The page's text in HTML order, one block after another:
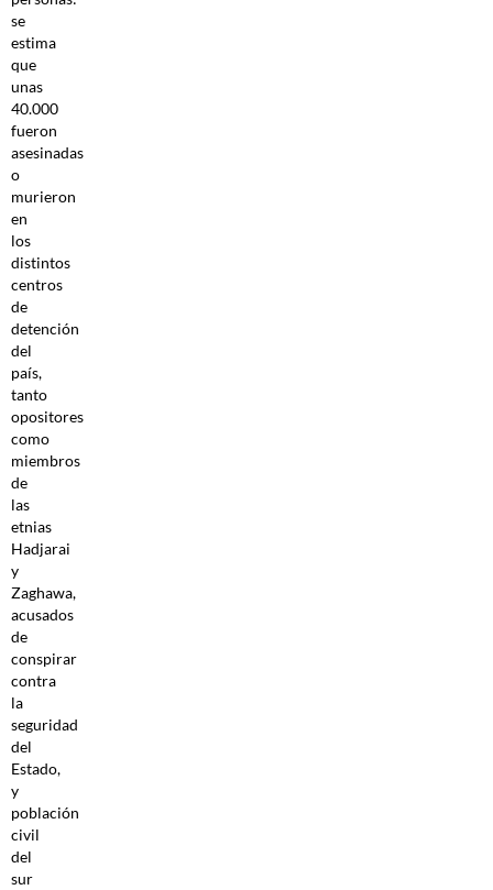
se
estima
que
unas
40.000
fueron
asesinadas
o
murieron
en
los
distintos
centros
de
detención
del
país,
tanto
opositores
como
miembros
de
las
etnias
Hadjarai
y
Zaghawa,
acusados
de
conspirar
contra
la
seguridad
del
Estado,
y
población
civil
del
sur